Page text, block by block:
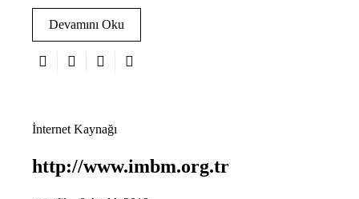
Devamını Oku
İnternet Kaynağı
http://www.imbm.org.tr